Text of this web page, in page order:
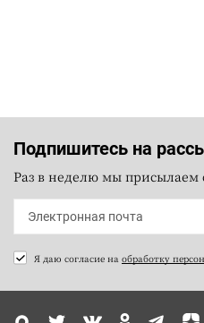
Подпишитесь на
Раз в неделю мы присылаем
Я даю согласие на обработку